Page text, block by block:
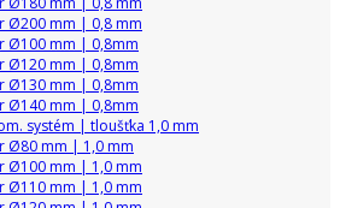
Ø200 mm | 0,8 mm
Ø100 mm | 0,8mm
Ø120 mm | 0,8mm
Ø130 mm | 0,8mm
Ø140 mm | 0,8mm
systém | tloušťka 1,0 mm
Ø80 mm | 1,0 mm
Ø100 mm | 1,0 mm
Ø110 mm | 1,0 mm